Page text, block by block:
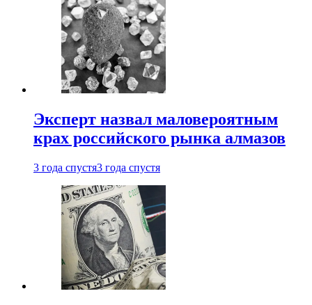
Эксперт назвал маловероятным
крах российского рынка алмазов
3 года спустя3 года спустя